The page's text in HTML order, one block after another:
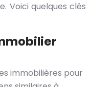
Voici quelques clés
immobilières pour